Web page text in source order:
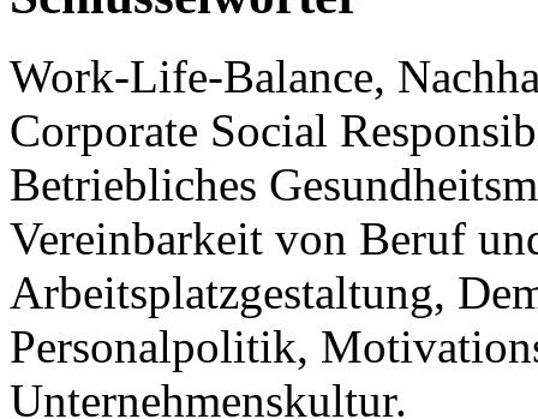
Work-Life-Balance,
Corporate Social
Betriebliches
Vereinbarkeit von Beruf
Arbeitsplatzgestaltung,
Personalpolitik,
Unternehmenskultur.